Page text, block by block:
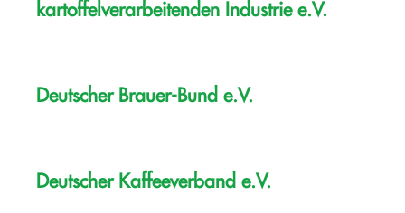
kartoffelverarbeitenden Industrie e.V.
Deutscher Brauer-Bund e.V.
Deutscher Kaffeeverband e.V.